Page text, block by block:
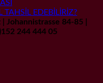
TAHSİL EDEBİLİRİZ?
Johannistrasse 84-85 |
244 444 05